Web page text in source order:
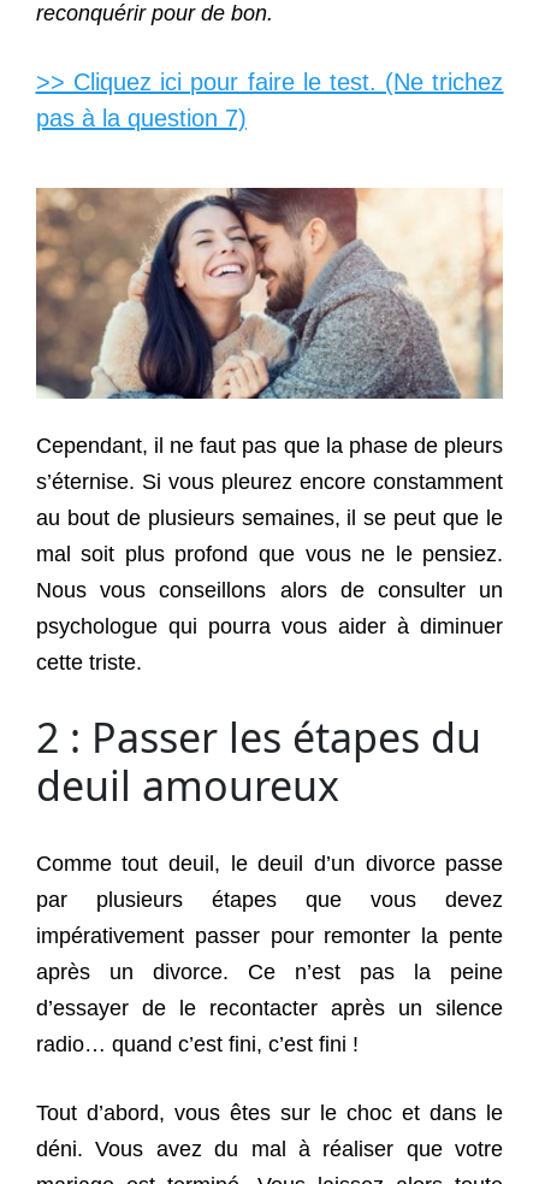
reconquérir pour de bon.
>> Cliquez ici pour faire le test. (Ne trichez
pas à la question 7)
Cependant, il ne faut pas que la phase de pleurs
s’éternise. Si vous pleurez encore constamment
au bout de plusieurs semaines, il se peut que le
mal soit plus profond que vous ne le pensiez.
Nous vous conseillons alors de consulter un
psychologue qui pourra vous aider à diminuer
cette triste.
2 : Passer les étapes du
deuil amoureux
Comme tout deuil, le deuil d’un divorce passe
par plusieurs étapes que vous devez
impérativement passer pour remonter la pente
après un divorce. Ce n’est pas la peine
d’essayer de le recontacter après un silence
radio… quand c’est fini, c’est fini !
Tout d’abord, vous êtes sur le choc et dans le
déni. Vous avez du mal à réaliser que votre